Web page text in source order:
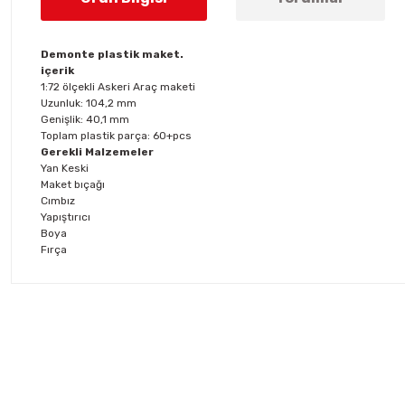
Demonte plastik maket.
içerik
1:72 ölçekli Askeri Araç maketi
Uzunluk: 104,2 mm
Genişlik: 40,1 mm
Toplam plastik parça: 60+pcs
Gerekli Malzemeler
Yan Keski
Maket bıçağı
Cımbız
Yapıştırıcı
Boya
Fırça